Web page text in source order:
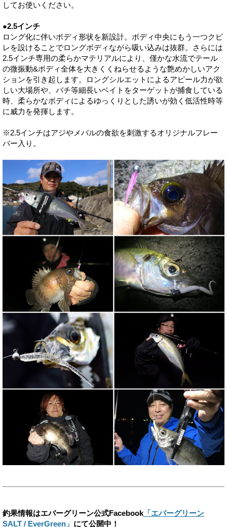
してお使いください。
●2.5インチ
ロング化に伴いボディ形状を新設計。ボディ中央にもう一つクビ
レを設けることでロングボディながら吸い込みは抜群。さらには
2.5インチ専用の柔らかマテリアルにより、僅かな水流でテール
の微振動&ボディ全体を大きくくねらせるような艶めかしいアク
ションを引き起します。ロングシルエットによるアピール力が欲
しい大場所や、バチ等細長いベイトをターゲットが捕食している
時、柔らかなボディによるゆっくりとした誘いが効く低活性時等
に威力を発揮します。
※2.5インチはアジやメバルの食欲を刺激するオリジナルフレー
バー入り。
釣果情報はエバーグリーン公式Facebook 「エバーグリーン
SALT / EverGreen」 にて公開中！